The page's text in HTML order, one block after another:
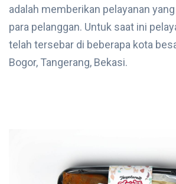
adalah memberikan pelayanan
para pelanggan. Untuk saat ini
telah tersebar di beberapa kota
Bogor, Tangerang, Bekasi.